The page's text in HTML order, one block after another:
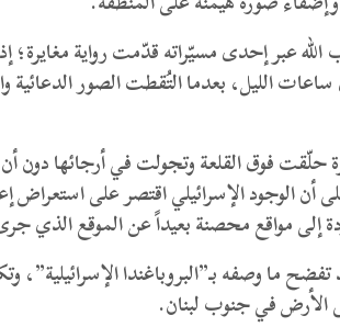
عبر إحدى مسيّراته قدّمت رواية
الليل، بعدما التُقطت الصور الدعائية
فوق القلعة وتجولت في أرجائها دون
أن الوجود الإسرائيلي اقتصر على
إلى مواقع محصنة بعيداً عن الموقع الذي
ما وصفه بـ”البروباغندا
الأرض في جنوب لبنان.